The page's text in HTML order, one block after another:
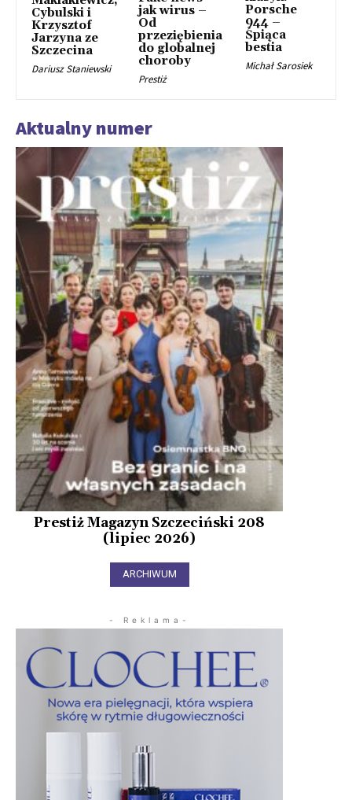
Cybulski i
Krzysztof
Jarzyna ze
Szczecina
Dariusz Staniewski
jak wirus –
Od
przeziębienia
do globalnej
choroby
Prestiż
Porsche
944 –
Śpiąca
bestia
Michał Sarosiek
Aktualny numer
Prestiż Magazyn Szczeciński 208
(lipiec 2026)
ARCHIWUM
- Reklama-